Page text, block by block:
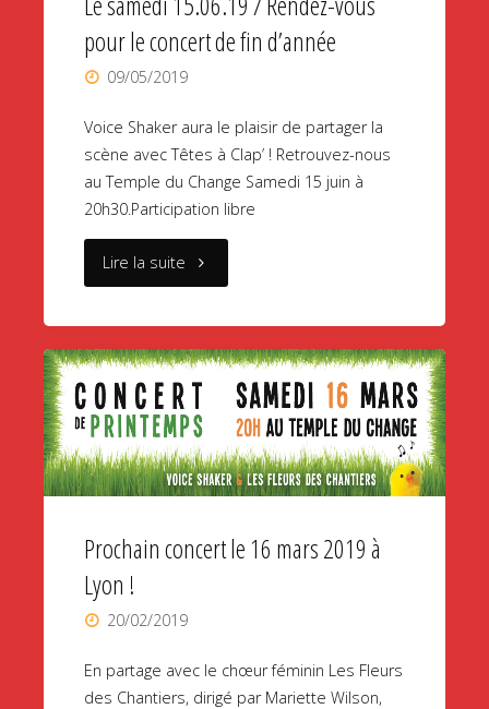
pour le concert de fin d’année
09/05/2019
Voice Shaker aura le plaisir de partager la
scène avec Têtes à Clap’ ! Retrouvez-nous
au Temple du Change Samedi 15 juin à
20h30.Participation libre
Lire la suite "Le
15.06.19
Rendez-
vous
pour
de
Prochain concert le 16 mars 2019 à
Lyon !
20/02/2019
En partage avec le chœur féminin Les Fleurs
des Chantiers, dirigé par Mariette Wilson,